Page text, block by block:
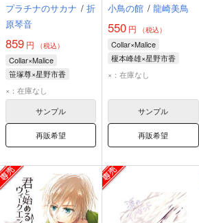
プラチナのサカナ / 折
原琴音
859 円 （税込）
Collar×Malice
笹塚尊×星野市香
笹塚尊
星野市香
×：在庫なし
サンプル
再販希望
小鳥の館 / 龍崎美鳥
550 円 （税込）
Collar×Malice
榎本峰雄×星野市香
榎本峰雄
×：在庫なし
サンプル
再販希望